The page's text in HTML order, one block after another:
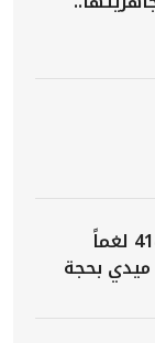
مشروع "مسام" يتلف 4141 لغماً
ميدي بحجة